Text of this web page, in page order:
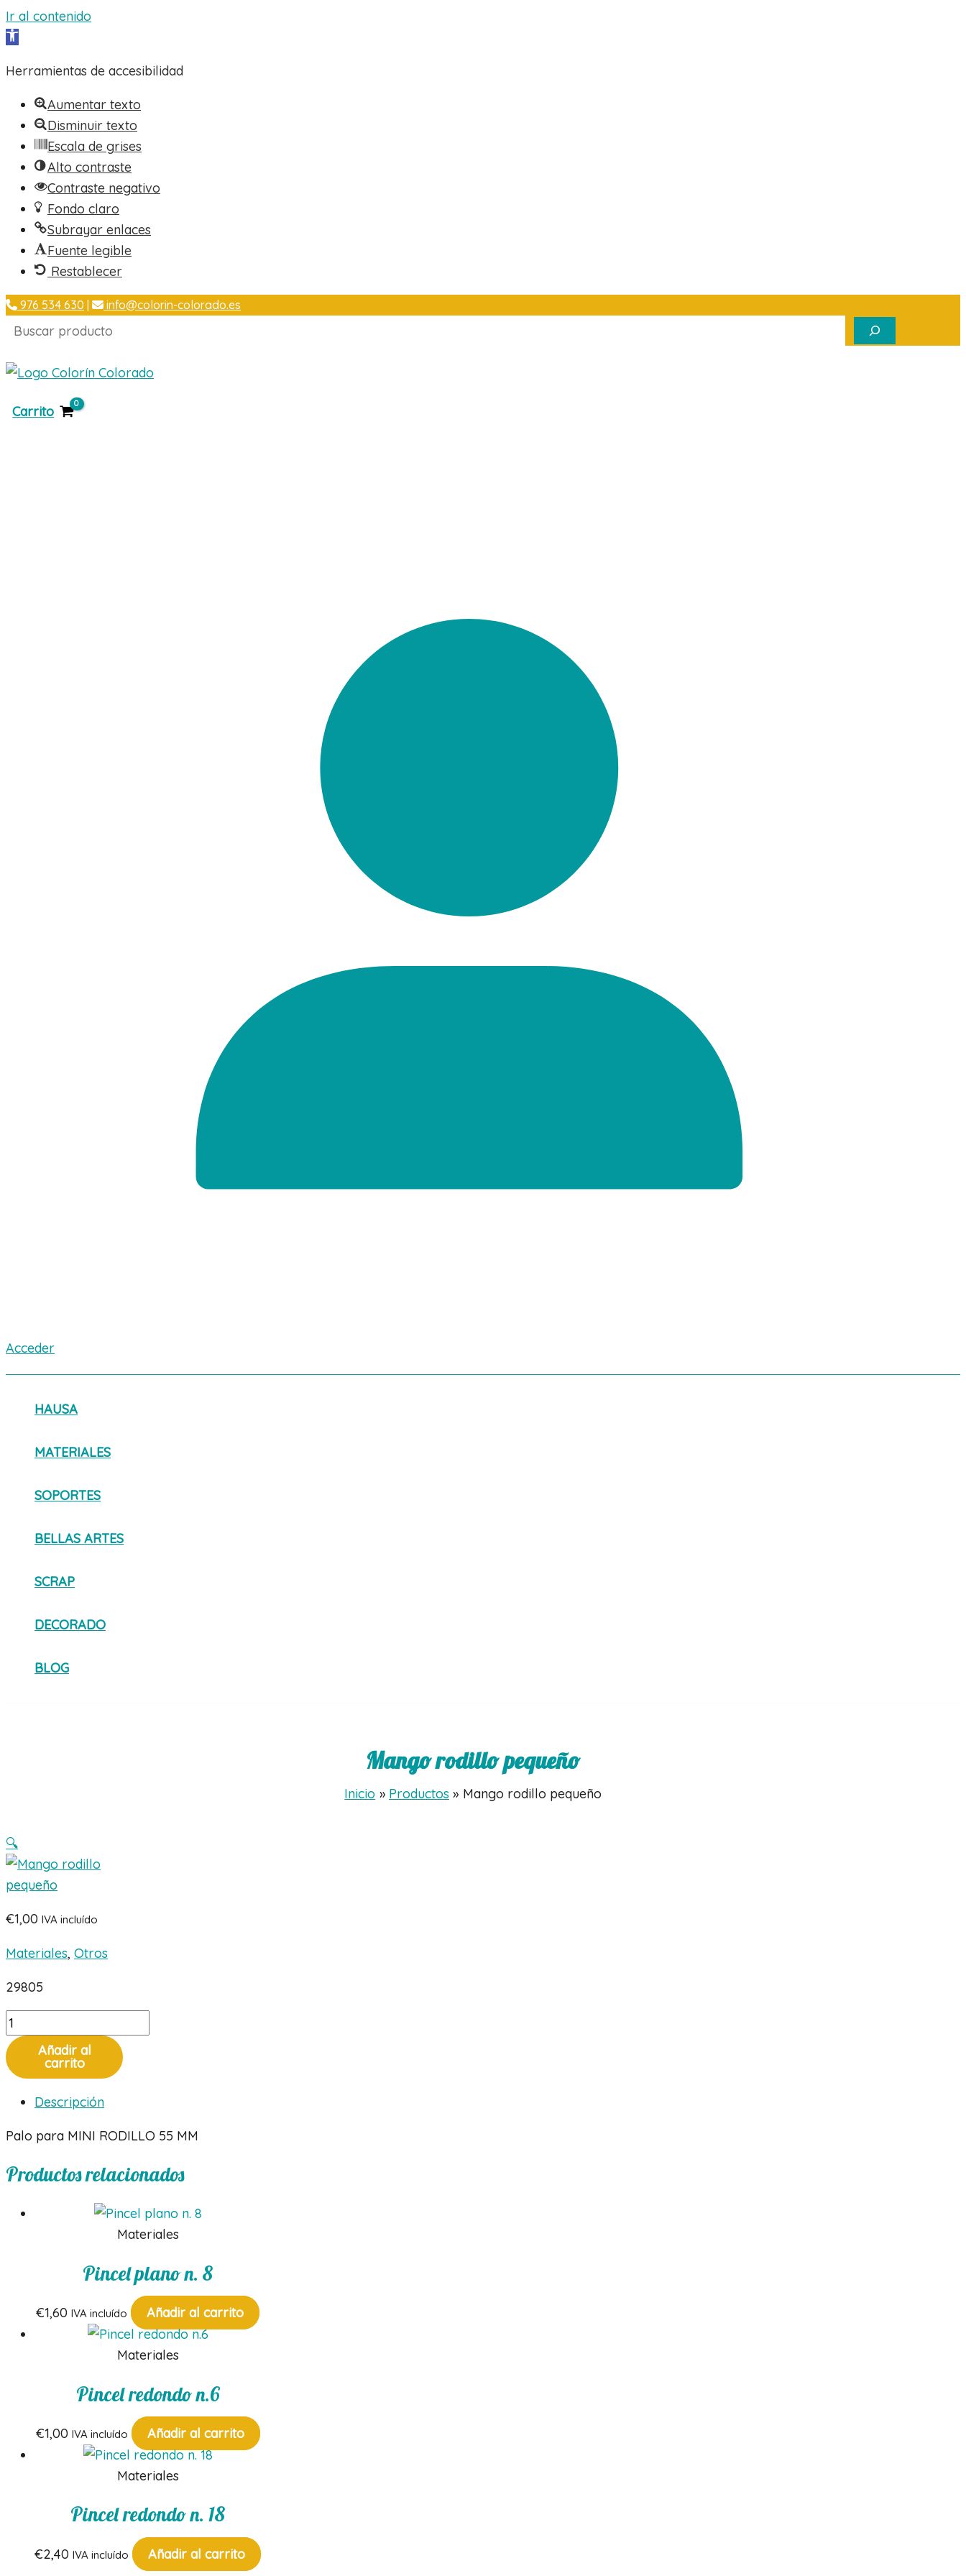
Ir al contenido
Abrir barra de herramientas
Herramientas de accesibilidad
Aumentar texto
Disminuir texto
Escala de grises
Alto contraste
Contraste negativo
Fondo claro
Subrayar enlaces
Fuente legible
Restablecer
Ir
al
976 534 630 | info@colorin-colorado.es
Buscar
Carrito
Acceder
HAUSA
MATERIALES
SOPORTES
BELLAS ARTES
SCRAP
DECORADO
BLOG
Mango rodillo pequeño
Inicio Productos Mango rodillo pequeño
🔍
€1,00 IVA incluído
Materiales, Otros
29805
Mango
rodillo
pequeño
cantidad
Añadir al
carrito
Descripción
Palo para MINI RODILLO 55 MM
Productos relacionados
Materiales
Pincel plano n. 8
€1,60 IVA incluído Añadir al carrito
Materiales
Pincel redondo n.6
€1,00 IVA incluído Añadir al carrito
Materiales
Pincel redondo n. 18
€2,40 IVA incluído Añadir al carrito